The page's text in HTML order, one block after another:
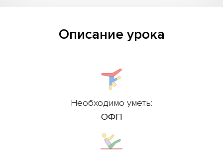
Описание урока
Необходимо уметь:
ОФП